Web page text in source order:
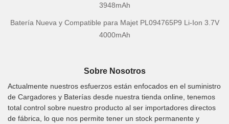
3948mAh
Batería Nueva y Compatible para Majet PL094765P9 Li-Ion 3.7V
4000mAh
Sobre Nosotros
Actualmente nuestros esfuerzos están enfocados en el suministro
de Cargadores y Baterías desde nuestra tienda online, tenemos
total control sobre nuestro producto al ser importadores directos
de fábrica, lo que nos permite tener un stock permanente y